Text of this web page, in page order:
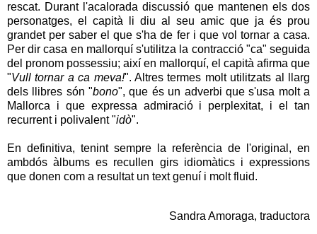
rescat. Durant l'acalorada discussió que mantenen els dos
personatges, el capità li diu al seu amic que ja és prou
grandet per saber el que s'ha de fer i que vol tornar a casa.
Per dir casa en mallorquí s'utilitza la contracció "ca" seguida
del pronom possessiu; així en mallorquí, el capità afirma que
"Vull tornar a ca meva!". Altres termes molt utilitzats al llarg
dels llibres són "bono", que és un adverbi que s'usa molt a
Mallorca i que expressa admiració i perplexitat, i el tan
recurrent i polivalent "idò".
En definitiva, tenint sempre la referència de l'original, en
ambdós àlbums es recullen girs idiomàtics i expressions
que donen com a resultat un text genuí i molt fluid.
Sandra Amoraga, traductora